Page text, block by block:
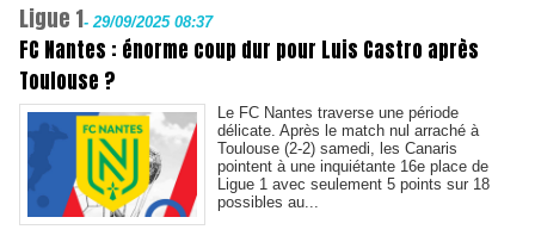
Ligue 1- 29/09/2025 08:37
FC Nantes : énorme coup dur pour Luis Castro après
Toulouse ?
Le FC Nantes traverse une période
délicate. Après le match nul arraché à
Toulouse (2-2) samedi, les Canaris
pointent à une inquiétante 16e place de
Ligue 1 avec seulement 5 points sur 18
possibles au...